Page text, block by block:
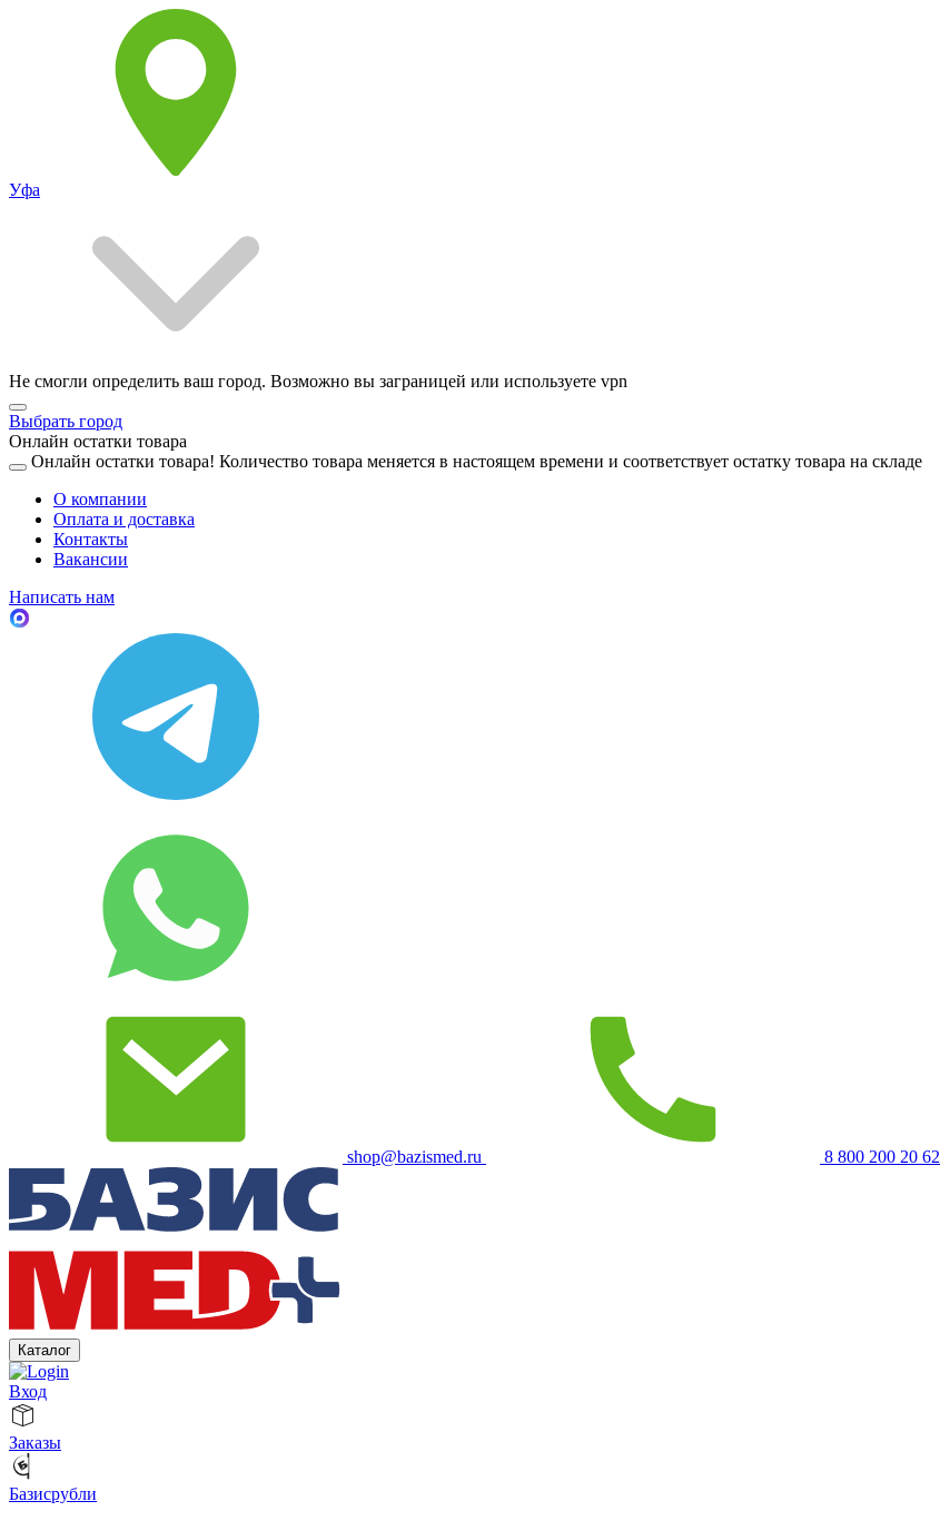
Уфа
Не смогли определить ваш город. Возможно вы заграницей или используете vpn
Выбрать город
Онлайн остатки товара
Онлайн остатки товара! Количество товара меняется в настоящем времени и соответствует остатку товара на складе
О компании
Оплата и доставка
Контакты
Вакансии
Написать нам
shop@bazismed.ru 8 800 200 20 62
Каталог
Вход
Заказы
Базисрубли